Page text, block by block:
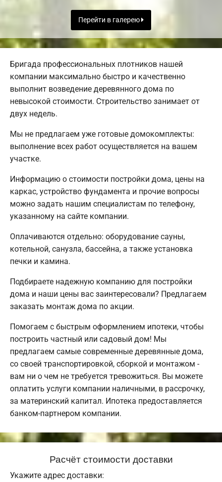
Перейти в галерею
Бригада профессиональных плотников нашей
компании максимально быстро и качественно
выполнит возведение деревянного дома по
невысокой стоимости. Строительство занимает от
двух недель.
Мы не предлагаем уже готовые домокомплекты:
выполнение всех работ осуществляется на вашем
участке.
Информацию о стоимости постройки дома, цены на
каркас, устройство фундамента и прочие вопросы
можно задать нашим специалистам по телефону,
указанному на сайте компании.
Оплачиваются отдельно: оборудование сауны,
котельной, санузла, бассейна, а также установка
печки и камина.
Подбираете надежную компанию для постройки
дома и наши цены вас заинтересовали? Предлагаем
заказать монтаж дома по акции.
Помогаем с быстрым оформлением ипотеки, чтобы
построить частный или садовый дом! Мы
предлагаем самые современные деревянные дома,
со своей транспортировкой, сборкой и монтажом -
вам ни о чем не требуется тревожиться. Вы можете
оплатить услуги компании наличными, в рассрочку,
за материнский капитал. Ипотека предоставляется
банком-партнером компании.
Расчёт стоимости доставки
Укажите адрес доставки: